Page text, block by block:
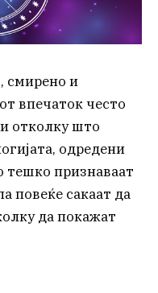
смирено и
впечаток често
отколку што
одредени
тешко признаваат
повеќе сакаат да
да покажат